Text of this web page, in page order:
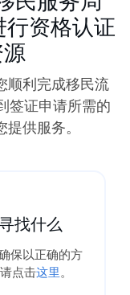
资格认证
顺利完成移民流
签证申请所需的
供服务。
要知道的
拼写错误的名